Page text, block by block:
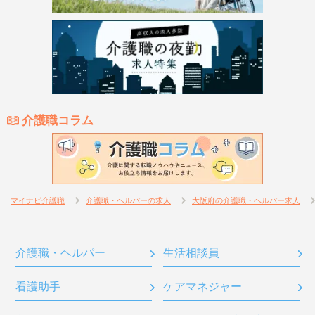
介護職コラム
マイナビ介護職 介護職・ヘルパーの求人 大阪府の介護職・ヘルパー求人
介護職・ヘルパー 生活相談員
看護助手 ケアマネジャー